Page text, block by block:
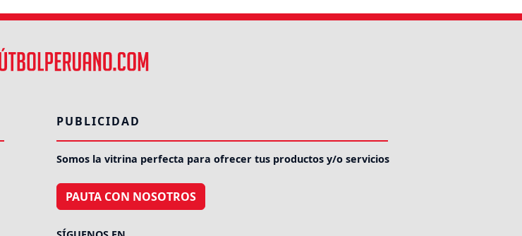
PUBLICIDAD
Somos la vitrina perfecta para ofrecer tus productos y/o servicios
PAUTA CON NOSOTROS